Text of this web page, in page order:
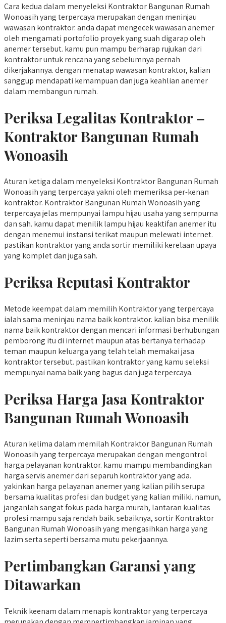
Cara kedua dalam menyeleksi Kontraktor Bangunan Rumah
Wonoasih yang terpercaya merupakan dengan meninjau
wawasan kontraktor. anda dapat mengecek wawasan anemer
oleh mengamati portofolio proyek yang suah digarap oleh
anemer tersebut. kamu pun mampu berharap rujukan dari
kontraktor untuk rencana yang sebelumnya pernah
dikerjakannya. dengan menatap wawasan kontraktor, kalian
sanggup mendapati kemampuan dan juga keahlian anemer
dalam membangun rumah.
Periksa Legalitas Kontraktor –
Kontraktor Bangunan Rumah
Wonoasih
Aturan ketiga dalam menyeleksi Kontraktor Bangunan Rumah
Wonoasih yang terpercaya yakni oleh memeriksa per-kenan
kontraktor. Kontraktor Bangunan Rumah Wonoasih yang
terpercaya jelas mempunyai lampu hijau usaha yang sempurna
dan sah. kamu dapat menilik lampu hijau keaktifan anemer itu
dengan menemui instansi terikat maupun melewati internet.
pastikan kontraktor yang anda sortir memiliki kerelaan upaya
yang komplet dan juga sah.
Periksa Reputasi Kontraktor
Metode keempat dalam memilih Kontraktor yang terpercaya
ialah sama meninjau nama baik kontraktor. kalian bisa menilik
nama baik kontraktor dengan mencari informasi berhubungan
pemborong itu di internet maupun atas bertanya terhadap
teman maupun keluarga yang telah telah memakai jasa
kontraktor tersebut. pastikan kontraktor yang kamu seleksi
mempunyai nama baik yang bagus dan juga terpercaya.
Periksa Harga Jasa Kontraktor
Bangunan Rumah Wonoasih
Aturan kelima dalam memilah Kontraktor Bangunan Rumah
Wonoasih yang terpercaya merupakan dengan mengontrol
harga pelayanan kontraktor. kamu mampu membandingkan
harga servis anemer dari separuh kontraktor yang ada.
yakinkan harga pelayanan anemer yang kalian pilih serupa
bersama kualitas profesi dan budget yang kalian miliki. namun,
janganlah sangat fokus pada harga murah, lantaran kualitas
profesi mampu saja rendah baik. sebaiknya, sortir Kontraktor
Bangunan Rumah Wonoasih yang mengasihkan harga yang
lazim serta seperti bersama mutu pekerjaannya.
Pertimbangkan Garansi yang
Ditawarkan
Teknik keenam dalam menapis kontraktor yang terpercaya